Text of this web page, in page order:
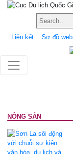
Liên kết Sơ đồ web
NÔNG SẢN